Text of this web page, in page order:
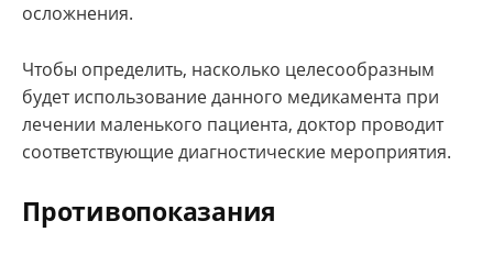
осложнения.
Чтобы определить, насколько целесообразным
будет использование данного медикамента при
лечении маленького пациента, доктор проводит
соответствующие диагностические мероприятия.
Противопоказания